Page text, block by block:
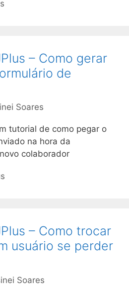
– Como gerar
de
Soares
tutorial de como pegar o
na hora da
colaborador
– Como trocar
usuário se perder
Soares